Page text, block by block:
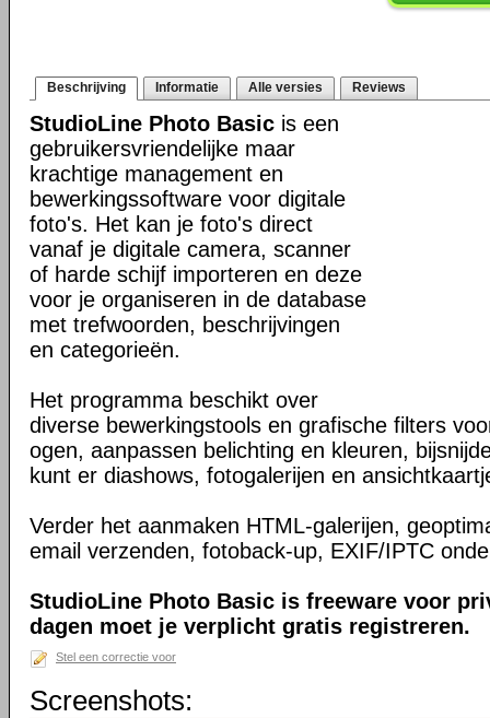
Beschrijving Informatie Alle versies Reviews
StudioLine Photo Basic is een
gebruikersvriendelijke maar
krachtige management en
bewerkingssoftware voor digitale
foto's. Het kan je foto's direct
vanaf je digitale camera, scanner
of harde schijf importeren en deze
voor je organiseren in de database
met trefwoorden, beschrijvingen
en categorieën.
Het programma beschikt over
diverse bewerkingstools en grafische filters
ogen, aanpassen belichting en kleuren,
kunt er diashows, fotogalerijen en
Verder het aanmaken HTML-galerijen,
email verzenden, fotoback-up, EXIF/IPTC
StudioLine Photo Basic is freeware voor
dagen moet je verplicht gratis registreren.
Stel een correctie voor
Screenshots: